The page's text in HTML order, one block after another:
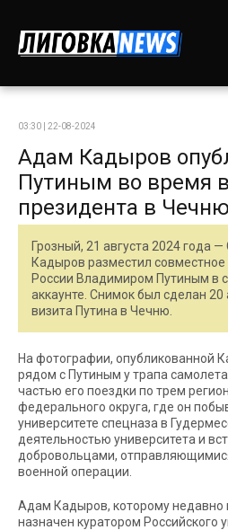
03:30 | 22-08-2024
Адам Кадыров
Путиным во время
президента в Чечню
Грозный, 21 августа 2024 года
Кадыров разместил
России Владимиром Путиным в
аккаунте. Снимок был сделан 20
визита Путина в Чечню.
На фотографии, опубликованной
рядом с Путиным у трапа
частью его поездки по трем
федерального округа, где он
университете спецназа в
деятельностью университета и
добровольцами,
военной операции.
Адам Кадыров, которому недавно
назначен куратором Российского